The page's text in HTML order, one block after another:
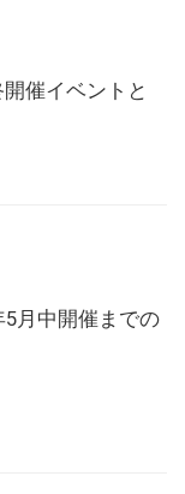
催イベントと
月中開催までの